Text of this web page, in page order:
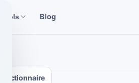
Blog
Dictionnaire